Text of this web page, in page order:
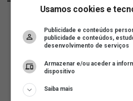
Usamos cookies e
Publicidade e conteúdos
publicidade e conteúdos,
desenvolvimento de serviços
Armazenar e/ou aceder a
dispositivo
Saiba mais